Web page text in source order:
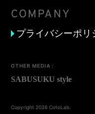
COMPANY
プライバシーポリ
OTHER MEDIA :
Copyright 2026 CotoLab.